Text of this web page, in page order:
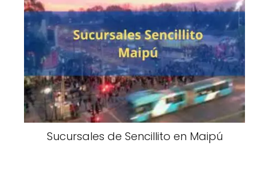
Sucursales de Sencillito en Maipú